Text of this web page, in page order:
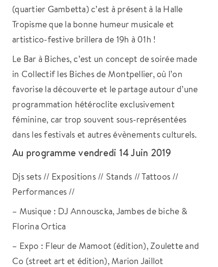
(quartier Gambetta) c’est à présent à la Halle
Tropisme que la bonne humeur musicale et
artistico-festive brillera de 19h à 01h !
Le Bar à Biches, c’est un concept de soirée made
in Collectif les Biches de Montpellier, où l’on
favorise la découverte et le partage autour d’une
programmation hétéroclite exclusivement
féminine, car trop souvent sous-représentées
dans les festivals et autres évènements culturels.
Au programme vendredi 14 Juin 2019
Djs sets // Expositions // Stands // Tattoos //
Performances //
– Musique : DJ Annouscka, Jambes de biche &
Florina Ortica
– Expo : Fleur de Mamoot (édition), Zoulette and
Co (street art et édition), Marion Jaillot